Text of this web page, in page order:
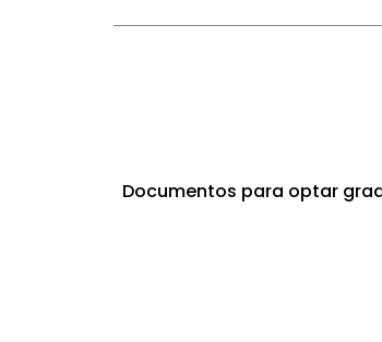
Documentos para optar